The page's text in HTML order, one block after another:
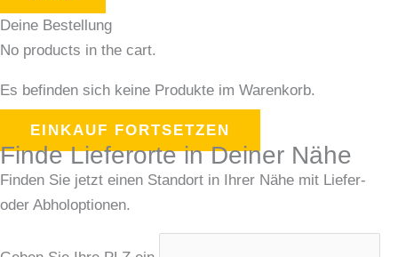
Deine Bestellung
No products in the cart.
Es befinden sich keine Produkte im Warenkorb.
EINKAUF FORTSETZEN
Finde Lieferorte in Deiner Nähe
Finden Sie jetzt einen Standort in Ihrer Nähe mit Liefer-
oder Abholoptionen.